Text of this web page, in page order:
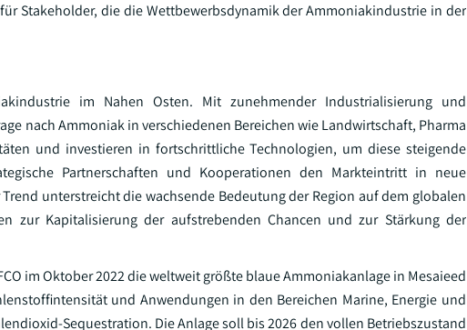
Stakeholder, die die Wettbewerbsdynamik der Ammoniakindustrie in der
im Nahen Osten. Mit zunehmender Industrialisierung und
nach Ammoniak in verschiedenen Bereichen wie Landwirtschaft, Pharma
und investieren in fortschrittliche Technologien, um diese steigende
Partnerschaften und Kooperationen den Markteintritt in neue
unterstreicht die wachsende Bedeutung der Region auf dem globalen
zur Kapitalisierung der aufstrebenden Chancen und zur Stärkung der
im Oktober 2022 die weltweit größte blaue Ammoniakanlage in Mesaieed
und Anwendungen in den Bereichen Marine, Energie und
Sequestration. Die Anlage soll bis 2026 den vollen Betriebszustand